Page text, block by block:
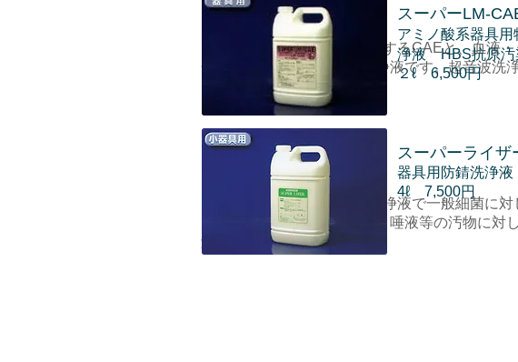
↑白血球を分解する特性を有するCAEと、血液
分解酵素を配合した防錆洗浄液です。超音波洗
る便利な一品です。
↑歯科用小器具専用の防錆洗浄液で一般細菌に
力と、器具に付着した血液・唾液等の汚物に対
解洗浄力を有しております。
スーパーLM-
アミノ酸系器具用
浄液 HBS抗原汚
２ℓ 6,500円
スーパーライザ
器具用防錆洗浄液
4ℓ 7,500円